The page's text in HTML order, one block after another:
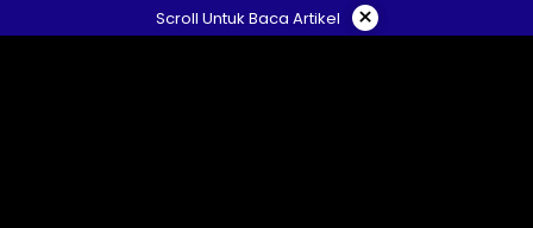
ke
Scroll Untuk Baca Artikel ×